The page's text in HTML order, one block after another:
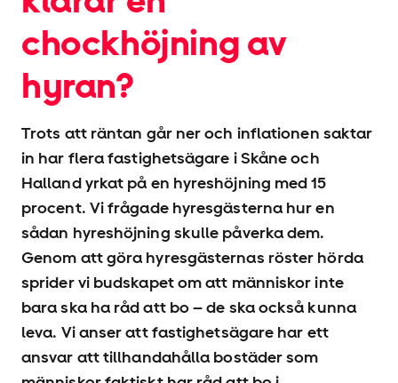
chockhöjning av
hyran?
Trots att räntan går ner och inflationen saktar
in har flera fastighetsägare i Skåne och
Halland yrkat på en hyres­höjning med 15
procent. Vi frågade hyresgästerna hur en
sådan hyres­höjning skulle påverka dem.
Genom att göra hyresgästernas röster hörda
sprider vi budskapet om att människor inte
bara ska ha råd att bo – de ska också kunna
leva. Vi anser att fastighetsägare har ett
ansvar att tillhandahålla bostäder som